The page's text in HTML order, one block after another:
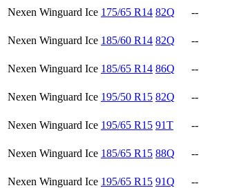
Nexen Winguard Ice 175/65 R14 82Q --
Nexen Winguard Ice 185/60 R14 82Q --
Nexen Winguard Ice 185/65 R14 86Q --
Nexen Winguard Ice 195/50 R15 82Q --
Nexen Winguard Ice 195/65 R15 91T --
Nexen Winguard Ice 185/65 R15 88Q --
Nexen Winguard Ice 195/65 R15 91Q --